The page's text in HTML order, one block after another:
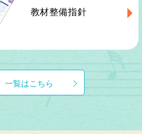
教材整備指針
一覧はこちら